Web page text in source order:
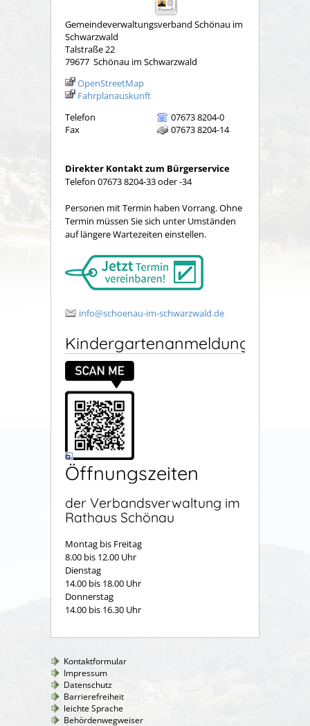
Gemeindeverwaltungsverband Schönau im
Schwarzwald
Talstraße 22
79677 Schönau im Schwarzwald
OpenStreetMap
Fahrplanauskunft
Telefon
07673 8204-0
Fax
07673 8204-14
Direkter Kontakt zum Bürgerservice
Telefon 07673 8204-33 oder -34
Personen mit Termin haben Vorrang. Ohne
Termin müssen Sie sich unter Umständen
auf längere Wartezeiten einstellen.
info@schoenau-im-schwarzwald.de
Kindergartenanmeldung
Öffnungszeiten
der Verbandsverwaltung im
Rathaus Schönau
Montag bis Freitag
8.00 bis 12.00 Uhr
Dienstag
14.00 bis 18.00 Uhr
Donnerstag
14.00 bis 16.30 Uhr
Kontaktformular
Impressum
Datenschutz
Barrierefreiheit
leichte Sprache
Behördenwegweiser